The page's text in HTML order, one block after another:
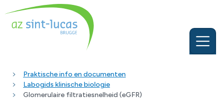
Praktische info en documenten
Labogids klinische biologie
Glomerulaire filtratiesnelheid (eGFR)